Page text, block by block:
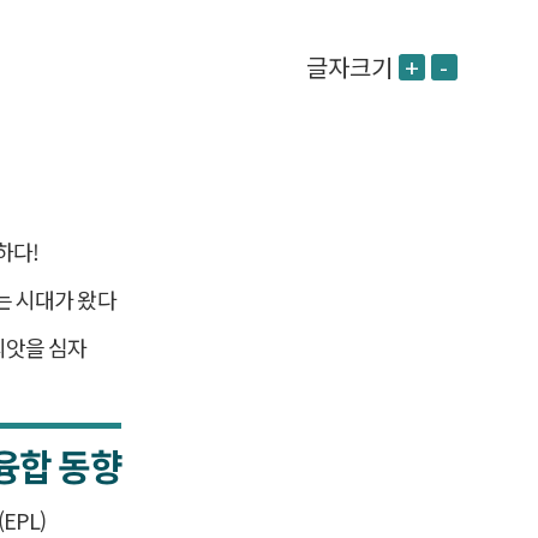
글자크기 + -
다!
시대가 왔다
을 심자
합 동향